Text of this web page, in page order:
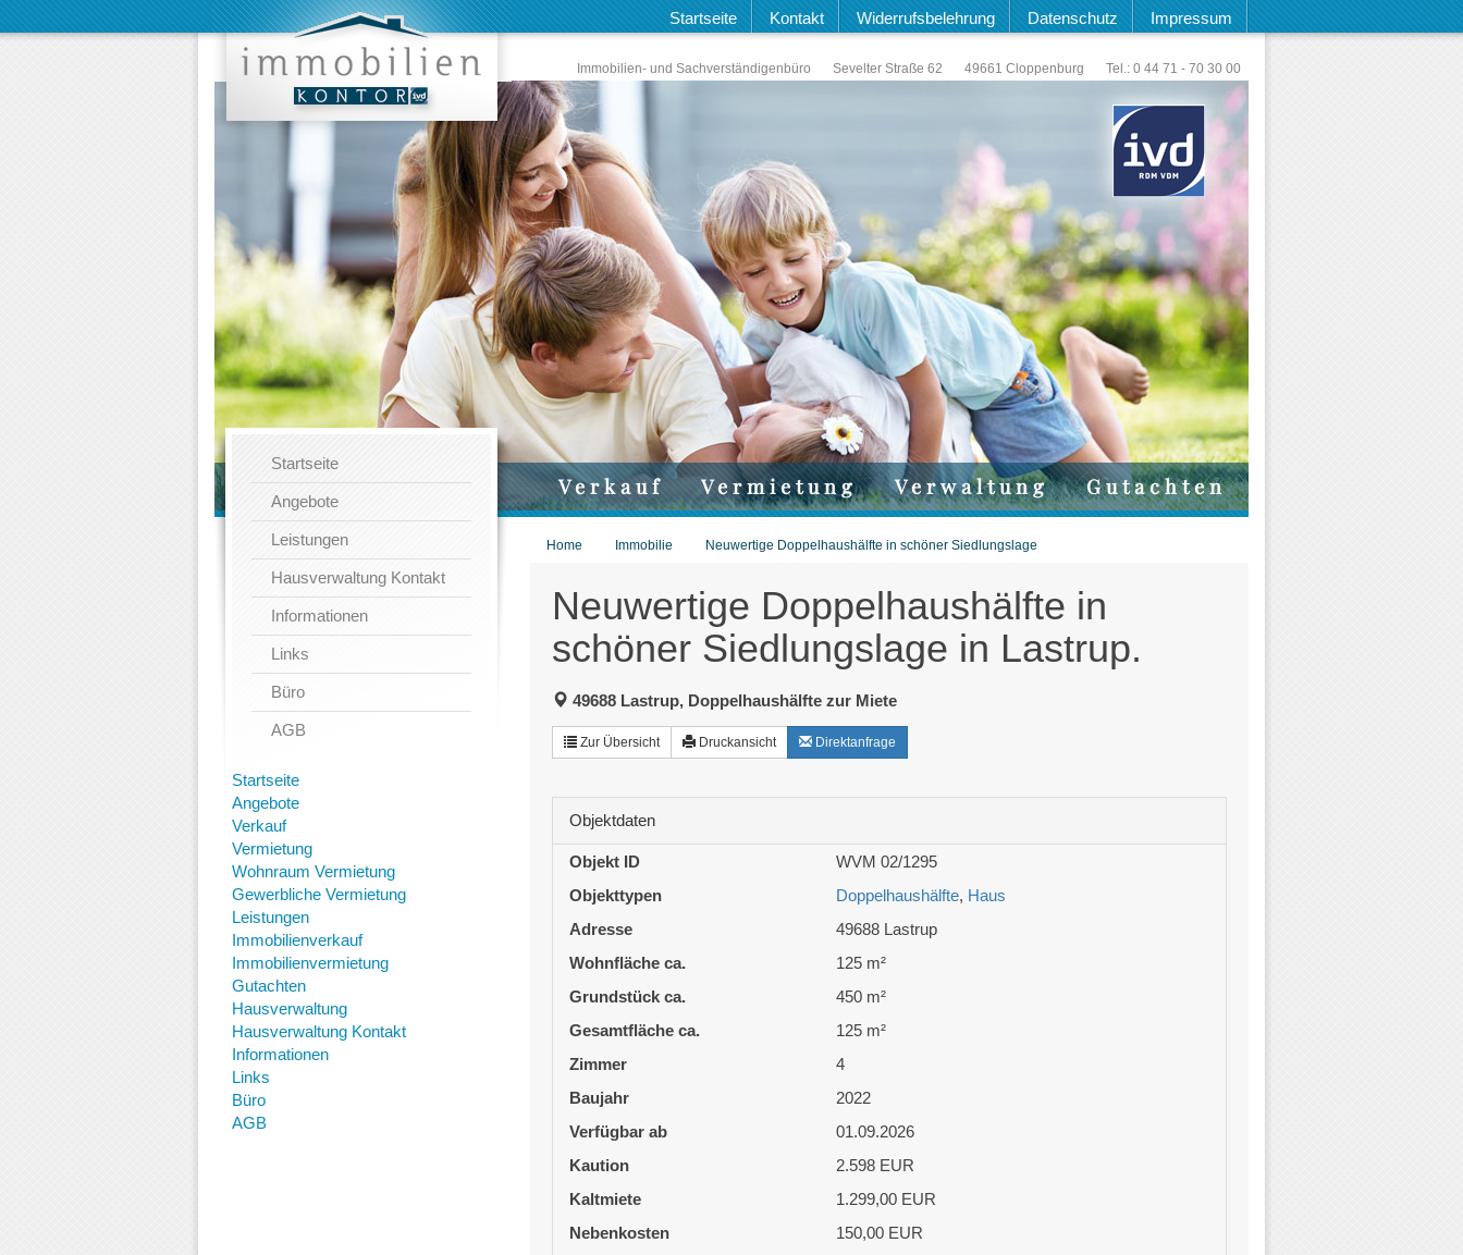
Startseite Kontakt Widerrufsbelehrung Datenschutz Impressum
Immobilien- und Sachverständigenbüro Sevelter Straße 62 49661 Cloppenburg Tel.: 0 44 71 - 70 30 00
Verkauf Vermietung Verwaltung Gutachten
Startseite
Angebote
Leistungen
Hausverwaltung Kontakt
Informationen
Links
Büro
AGB
Startseite
Angebote
Verkauf
Vermietung
Wohnraum Vermietung
Gewerbliche Vermietung
Leistungen
Immobilienverkauf
Immobilienvermietung
Gutachten
Hausverwaltung
Hausverwaltung Kontakt
Informationen
Links
Büro
AGB
Home Immobilie Neuwertige Doppelhaushälfte in schöner Siedlungslage
Neuwertige Doppelhaushälfte in
schöner Siedlungslage in Lastrup.
49688 Lastrup, Doppelhaushälfte zur Miete
Zur Übersicht Druckansicht Direktanfrage
Objektdaten
Objekt ID
WVM 02/1295
Objekttypen
Doppelhaushälfte, Haus
Adresse
49688 Lastrup
Wohnfläche ca.
125 m²
Grund­stück ca.
450 m²
Gesamtfläche ca.
125 m²
Zimmer
4
Baujahr
2022
Verfügbar ab
01.09.2026
Kaution
2.598 EUR
Kaltmiete
1.299,00 EUR
Nebenkosten
150,00 EUR